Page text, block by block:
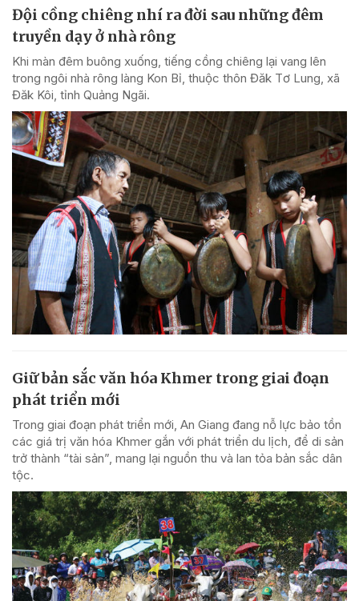
Đội cồng chiêng nhí ra đời sau những đêm
truyền dạy ở nhà rông
Khi màn đêm buông xuống, tiếng cồng chiêng lại vang lên
trong ngôi nhà rông làng Kon Bỉ, thuộc thôn Đăk Tơ Lung, xã
Đăk Kôi, tỉnh Quảng Ngãi.
Giữ bản sắc văn hóa Khmer trong giai đoạn
phát triển mới
Trong giai đoạn phát triển mới, An Giang đang nỗ lực bảo tồn
các giá trị văn hóa Khmer gắn với phát triển du lịch, để di sản
trở thành “tài sản”, mang lại nguồn thu và lan tỏa bản sắc dân
tộc.